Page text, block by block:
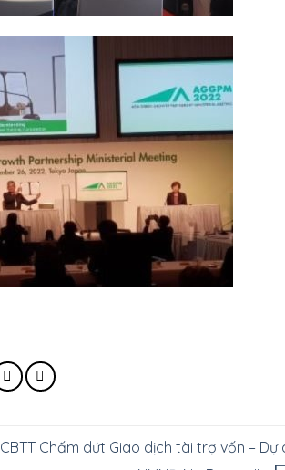
CBTT Chấm dứt Giao dịch tài trợ vốn – Dự